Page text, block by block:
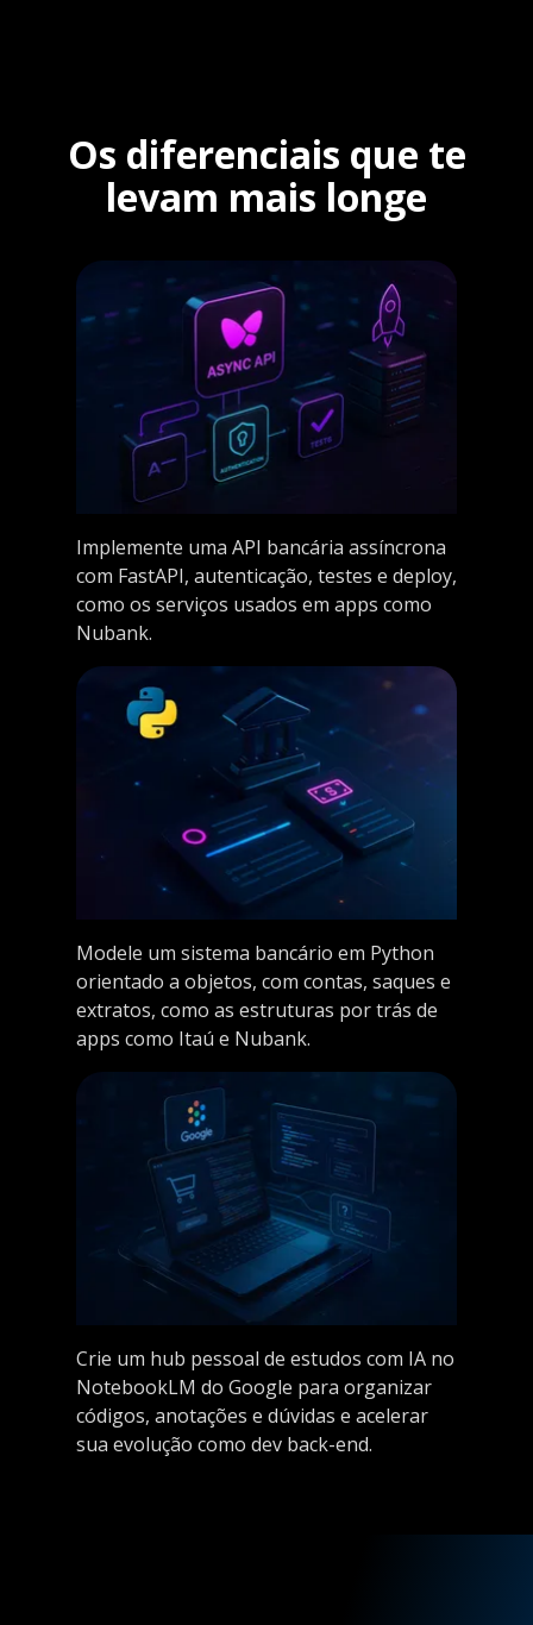
Os diferenciais que te
levam mais longe
Implemente uma API bancária assíncrona
com FastAPI, autenticação, testes e deploy,
como os serviços usados em apps como
Nubank.
Modele um sistema bancário em Python
orientado a objetos, com contas, saques e
extratos, como as estruturas por trás de
apps como Itaú e Nubank.
Crie um hub pessoal de estudos com IA no
NotebookLM do Google para organizar
códigos, anotações e dúvidas e acelerar
sua evolução como dev back-end.